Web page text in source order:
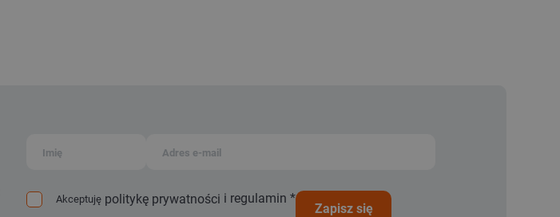
Akceptuję politykę prywatności i regulamin *
zapisz się